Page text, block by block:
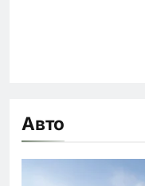
Авто